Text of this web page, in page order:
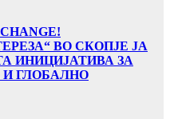
ВО СКОПЈЕ ЈА
ИНИЦИЈАТИВА ЗА
И ГЛОБАЛНО